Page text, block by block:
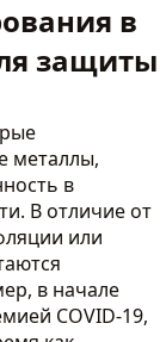
в
защиты
металлы,
в
В отличие от
или
в начале
COVID-19,